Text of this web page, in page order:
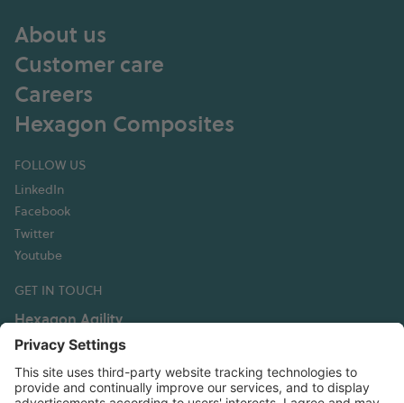
About us
Customer care
Careers
Hexagon Composites
FOLLOW US
LinkedIn
Facebook
Twitter
Youtube
GET IN TOUCH
Hexagon Agility
3335 Susan Street, Suite 100
Costa Mesa, CA 92626 USA
T: +1 949 236 5520